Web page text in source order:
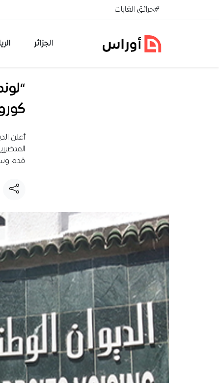
تخطي إلى المحتوى#حرائق الغابات
الجزائر
أعلن
قدم وساق وتم